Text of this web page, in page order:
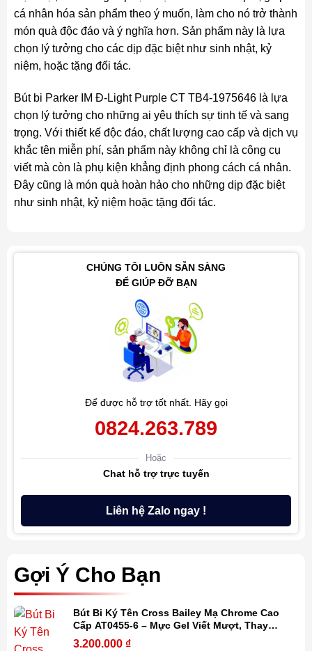
cá nhân hóa sản phẩm theo ý muốn, làm cho nó trở thành
món quà độc đáo và ý nghĩa hơn. Sản phẩm này là lựa
chọn lý tưởng cho các dịp đặc biệt như sinh nhật, kỷ
niệm, hoặc tặng đối tác.
Bút bi Parker IM Đ-Light Purple CT TB4-1975646 là lựa
chọn lý tưởng cho những ai yêu thích sự tinh tế và sang
trọng. Với thiết kế độc đáo, chất lượng cao cấp và dịch vụ
khắc tên miễn phí, sản phẩm này không chỉ là công cụ
viết mà còn là phụ kiện khẳng định phong cách cá nhân.
Đây cũng là món quà hoàn hảo cho những dịp đặc biệt
như sinh nhật, kỷ niệm hoặc tặng đối tác.
CHÚNG TÔI LUÔN SẴN SÀNG
ĐỂ GIÚP ĐỠ BẠN
Để được hỗ trợ tốt nhất. Hãy gọi
0824.263.789
Hoặc
Chat hỗ trợ trực tuyến
Liên hệ Zalo ngay !
Gợi Ý Cho Bạn
Bút Bi Ký Tên Cross Bailey Mạ Chrome Cao
Cấp AT0455-6 – Mực Gel Viết Mượt, Thay
Refill Dễ Dàng, Kèm Hộp Quà
3.200.000 ₫